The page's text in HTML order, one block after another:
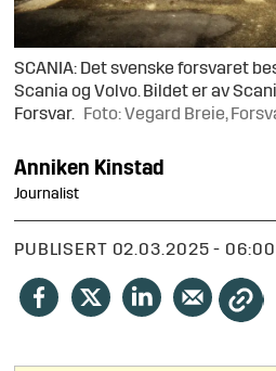
SCANIA: Det svenske forsvaret
Scania og Volvo. Bildet er av
Forsvar.
Foto: Vegard Breie,
Anniken Kinstad
Journalist
PUBLISERT 02.03.2025 - 06:00